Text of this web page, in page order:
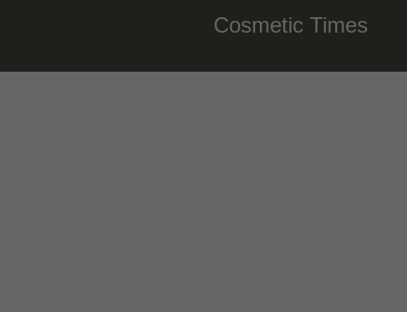
Cosmetic Times